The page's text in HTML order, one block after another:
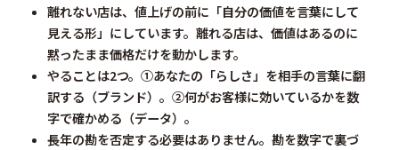
離れない店は、値上げの前に「自分の価値を言葉にして
見える形」にしています。離れる店は、価値はあるのに
黙ったまま価格だけを動かします。
やることは2つ。①あなたの「らしさ」を相手の言葉に翻
訳する（ブランド）。②何がお客様に効いているかを数
字で確かめる（データ）。
長年の勘を否定する必要はありません。勘を数字で裏づ